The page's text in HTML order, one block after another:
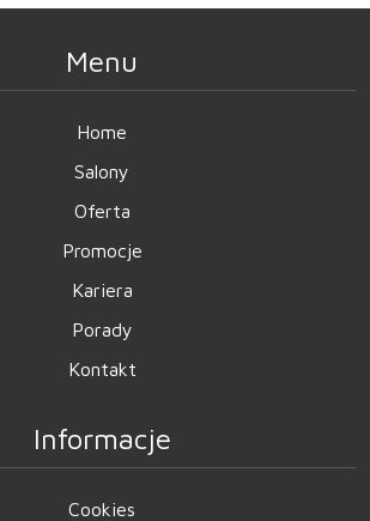
Menu
Home
Salony
Oferta
Promocje
Kariera
Porady
Kontakt
Informacje
Cookies